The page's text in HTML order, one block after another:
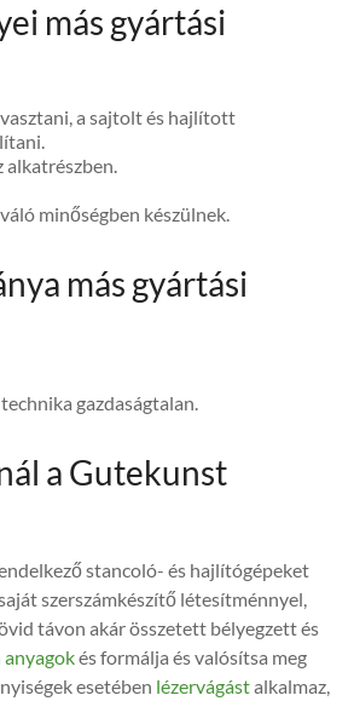
más gyártási
a sajtolt és hajlított
alkatrészben.
minőségben készülnek.
más gyártási
gazdaságtalan.
a Gutekunst
stancoló- és hajlítógépeket
szerszámkészítő létesítménnyel,
távon akár összetett bélyegzett és
anyagokés formálja és valósítsa meg
esetében lézervágástalkalmaz,